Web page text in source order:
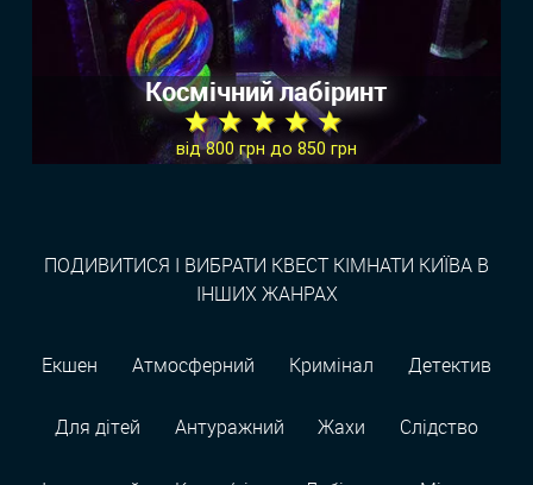
Космічний лабіринт
★ ★ ★ ★ ★
від 800 грн до 850 грн
ПОДИВИТИСЯ І ВИБРАТИ КВЕСТ КІМНАТИ КИЇВА В
ІНШИХ ЖАНРАХ
Екшен Атмосферний Кримінал Детектив
Для дітей Антуражний Жахи Слідство